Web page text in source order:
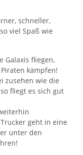
schneller,
viel Spaß wie
Galaxis fliegen,
kämpfen!
zusehen wie die
fliegt es sich gut
geht in eine
unter den